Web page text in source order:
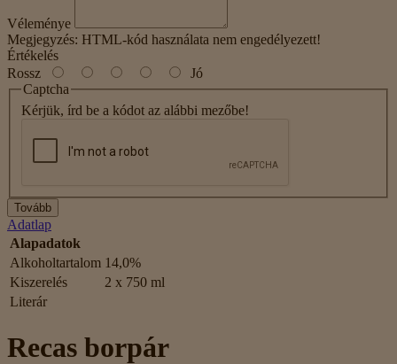
Véleménye
Megjegyzés: HTML-kód használata nem engedélyezett!
Értékelés
Rossz
Jó
Captcha
Kérjük, írd be a kódot az alábbi mezőbe!
Tovább
Adatlap
Alapadatok
Alkoholtartalom 14,0%
Kiszerelés
2 x 750 ml
Literár
Recas borpár